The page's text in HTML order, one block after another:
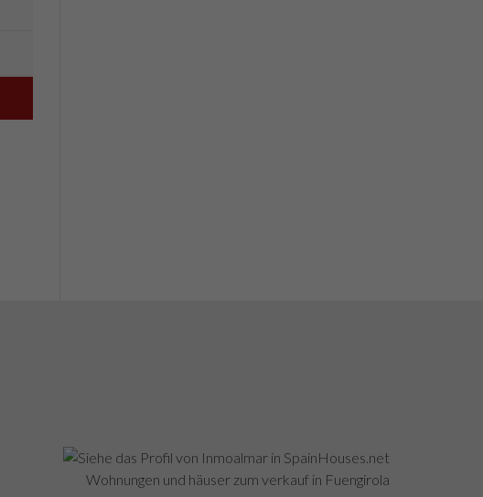
Wohnungen und häuser zum verkauf in Fuengirola